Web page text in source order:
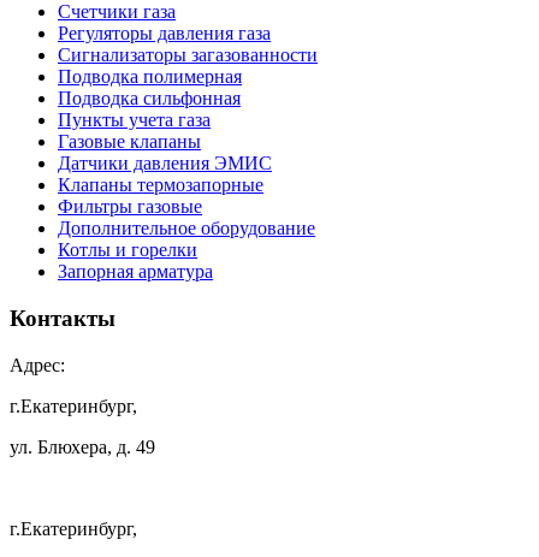
Счетчики газа
Регуляторы давления газа
Сигнализаторы загазованности
Подводка полимерная
Подводка сильфонная
Пункты учета газа
Газовые клапаны
Датчики давления ЭМИС
Клапаны термозапорные
Фильтры газовые
Дополнительное оборудование
Котлы и горелки
Запорная арматура
Контакты
Адрес:
г.Екатеринбург,
ул. Блюхера, д. 49
г.Екатеринбург,